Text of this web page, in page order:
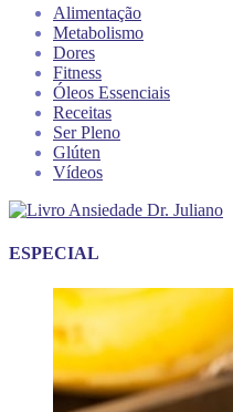
Alimentação
Metabolismo
Dores
Fitness
Óleos Essenciais
Receitas
Ser Pleno
Glúten
Vídeos
ESPECIAL